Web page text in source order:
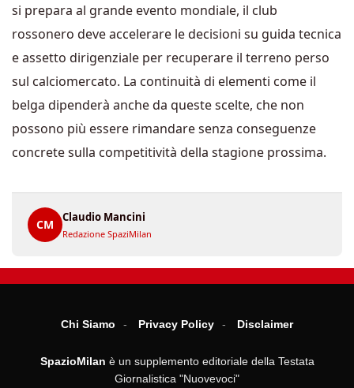
si prepara al grande evento mondiale, il club
rossonero deve accelerare le decisioni su guida tecnica
e assetto dirigenziale per recuperare il terreno perso
sul calciomercato. La continuità di elementi come il
belga dipenderà anche da queste scelte, che non
possono più essere rimandare senza conseguenze
concrete sulla competitività della stagione prossima.
CM
Claudio Mancini
Redazione SpaziMilan
Chi Siamo Privacy Policy Disclaimer
SpazioMilan è un supplemento editoriale della Testata
Giornalistica "Nuovevoci"